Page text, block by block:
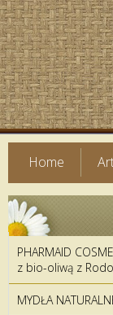
Home
PHARMAID
z bio-oliwą z
MYDŁA